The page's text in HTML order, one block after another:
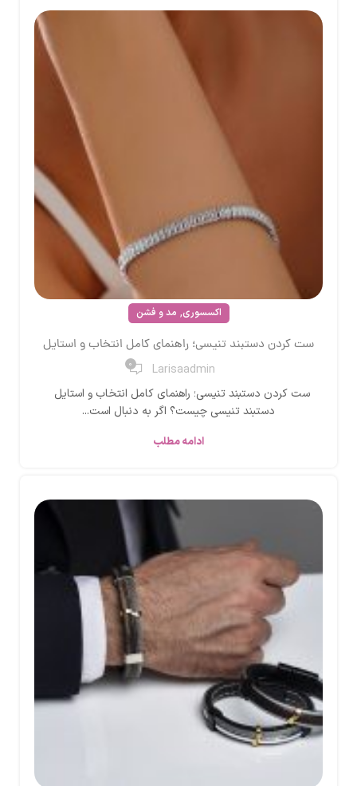
اکسسوری, مد و فشن
ست کردن دستبند تنیسی؛ راهنمای کامل انتخاب و استایل
Larisaadmin
0
ست کردن دستبند تنیسی؛ راهنمای کامل انتخاب و استایل
دستبند تنیسی چیست؟ اگر به دنبال است...
ادامه مطلب